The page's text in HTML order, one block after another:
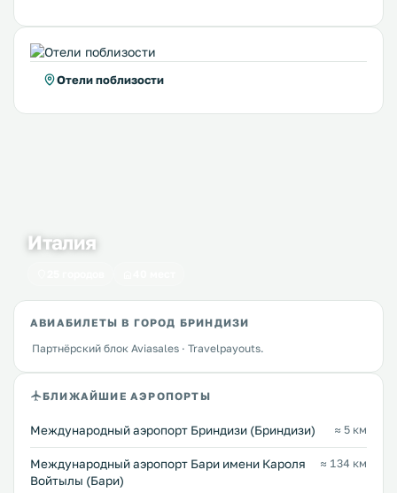
Отели поблизости
Италия
АВИАБИЛЕТЫ В ГОРОД БРИНДИЗИ
Партнёрский блок Aviasales · Travelpayouts.
БЛИЖАЙШИЕ АЭРОПОРТЫ
Междунарoдный аэропорт Бриндизи (Бриндизи) ≈ 5 км
Международный аэропорт Бари имени Кароля
Войтылы (Бари)
≈ 134 км